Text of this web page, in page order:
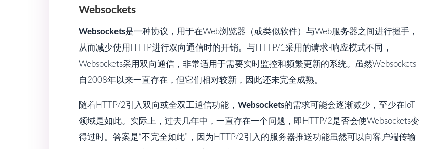
Websockets
Websockets是一种协议，用于在Web浏览器（或类似软件）与Web服务器之间进行握手，
从而减少使用HTTP进行双向通信时的开销。与HTTP/1采用的请求-响应模式不同，
Websockets采用双向通信，非常适用于需要实时监控和频繁更新的系统。虽然Websockets
自2008年以来一直存在，但它们相对较新，因此还未完全成熟。
随着HTTP/2引入双向或全双工通信功能， Websockets的需求可能会逐渐减少，至少在IoT
领域是如此。实际上，过去几年中，一直存在一个问题，即HTTP/2是否会使Websockets变
得过时。答案是“不完全如此”，因为HTTP/2引入的服务器推送功能虽然可以向客户端传输